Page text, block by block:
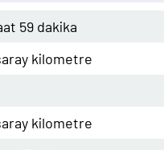
59 dakika
kilometre
kilometre